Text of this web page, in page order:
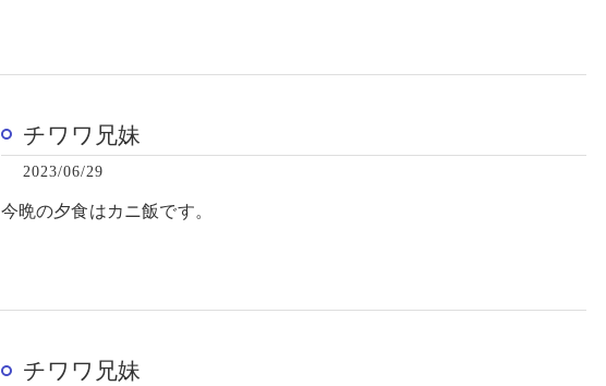
チワワ兄妹
2023/06/29
今晩の夕食はカニ飯です。
チワワ兄妹